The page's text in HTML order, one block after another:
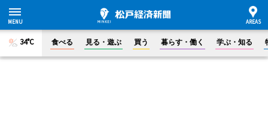
34°C 食べる 見る・遊ぶ 買う 暮らす・働く 学ぶ・知る